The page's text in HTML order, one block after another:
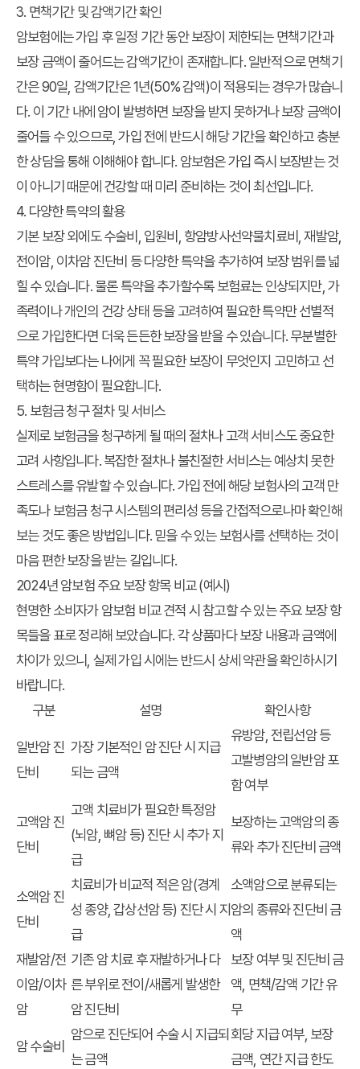
3. 면책기간 및 감액기간 확인
암보험에는 가입 후 일정 기간 동안 보장이 제한되는 면책기간과
보장 금액이 줄어드는 감액기간이 존재합니다. 일반적으로 면책기
간은 90일, 감액기간은 1년(50% 감액)이 적용되는 경우가 많습니
다. 이 기간 내에 암이 발병하면 보장을 받지 못하거나 보장 금액이
줄어들 수 있으므로, 가입 전에 반드시 해당 기간을 확인하고 충분
한 상담을 통해 이해해야 합니다. 암보험은 가입 즉시 보장받는 것
이 아니기 때문에 건강할 때 미리 준비하는 것이 최선입니다.
4. 다양한 특약의 활용
기본 보장 외에도 수술비, 입원비, 항암방사선약물치료비, 재발암,
전이암, 이차암 진단비 등 다양한 특약을 추가하여 보장 범위를 넓
힐 수 있습니다. 물론 특약을 추가할수록 보험료는 인상되지만, 가
족력이나 개인의 건강 상태 등을 고려하여 필요한 특약만 선별적
으로 가입한다면 더욱 든든한 보장을 받을 수 있습니다. 무분별한
특약 가입보다는 나에게 꼭 필요한 보장이 무엇인지 고민하고 선
택하는 현명함이 필요합니다.
5. 보험금 청구 절차 및 서비스
실제로 보험금을 청구하게 될 때의 절차나 고객 서비스도 중요한
고려 사항입니다. 복잡한 절차나 불친절한 서비스는 예상치 못한
스트레스를 유발할 수 있습니다. 가입 전에 해당 보험사의 고객 만
족도나 보험금 청구 시스템의 편리성 등을 간접적으로나마 확인해
보는 것도 좋은 방법입니다. 믿을 수 있는 보험사를 선택하는 것이
마음 편한 보장을 받는 길입니다.
2024년 암보험 주요 보장 항목 비교 (예시)
현명한 소비자가 암보험 비교 견적 시 참고할 수 있는 주요 보장 항
목들을 표로 정리해 보았습니다. 각 상품마다 보장 내용과 금액에
차이가 있으니, 실제 가입 시에는 반드시 상세 약관을 확인하시기
바랍니다.
구분
설명 확인사항
일반암 진
단비
가장 기본적인 암 진단 시 지급
되는 금액
유방암, 전립선암 등
고발병암의 일반암 포
함 여부
고액암 진
단비
고액 치료비가 필요한 특정암
(뇌암, 뼈암 등) 진단 시 추가 지
급
보장하는 고액암의 종
류와 추가 진단비 금액
소액암 진
단비
치료비가 비교적 적은 암(경계
성 종양, 갑상선암 등) 진단 시 지
급
소액암으로 분류되는
암의 종류와 진단비 금
액
재발암/전
이암/이차
암
기존 암 치료 후 재발하거나 다
른 부위로 전이/새롭게 발생한
암 진단비
보장 여부 및 진단비 금
액, 면책/감액 기간 유
무
암 수술비
암으로 진단되어 수술 시 지급되
는 금액
회당 지급 여부, 보장
금액, 연간 지급 한도